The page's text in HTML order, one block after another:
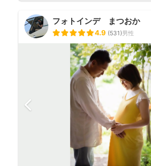
フォトインデ まつおか
4.9 (531)男性